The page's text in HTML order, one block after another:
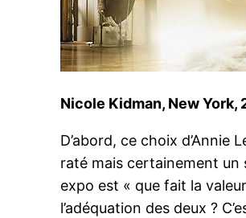
Nicole Kidman, New York,
D’abord, ce choix
raté mais certainement un
expo est « que fait la
l’adéquation des deux ?